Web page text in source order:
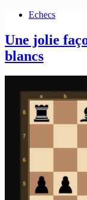
Echecs
Une jolie
blancs